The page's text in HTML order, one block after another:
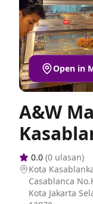
Open in
A&W
0.0 (0 ulasan)
Kota
Casablanca
Kota Jakarta